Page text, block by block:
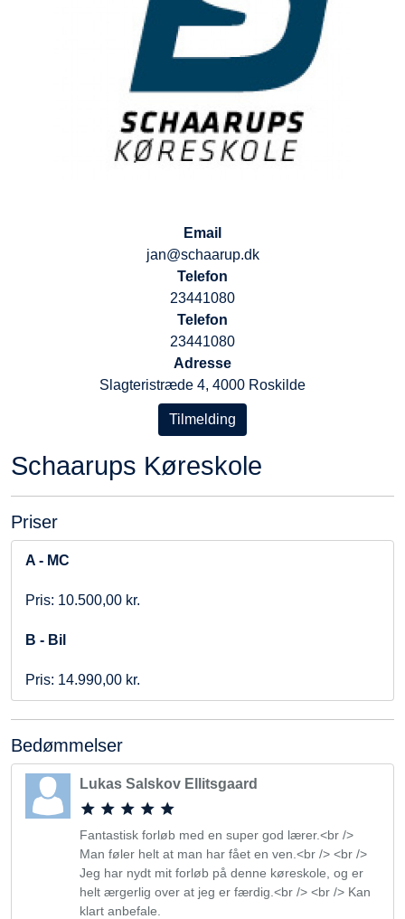
Email
jan@schaarup.dk
Telefon
23441080
Telefon
23441080
Adresse
Slagteristræde 4, 4000 Roskilde
Tilmelding
Schaarups Køreskole
Priser
A - MC
Pris: 10.500,00 kr.
B - Bil
Pris: 14.990,00 kr.
Bedømmelser
Lukas Salskov Ellitsgaard
Fantastisk forløb med en super god lærer.<br />
Man føler helt at man har fået en ven.<br /> <br />
Jeg har nydt mit forløb på denne køreskole, og er
helt ærgerlig over at jeg er færdig.<br /> <br /> Kan
klart anbefale.